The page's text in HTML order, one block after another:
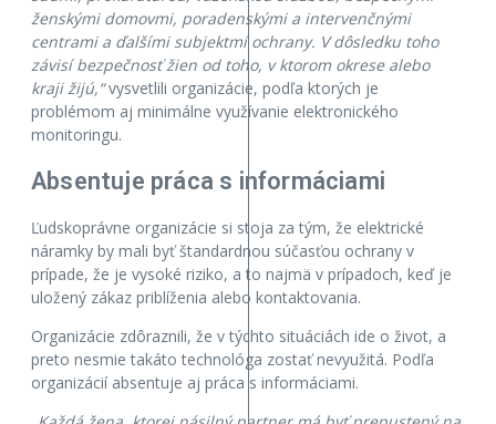
ženskými domovmi, poradenskými a intervenčnými
centrami a ďalšími subjektmi ochrany. V dôsledku toho
závisí bezpečnosť žien od toho, v ktorom okrese alebo
kraji žijú,“vysvetlili organizácie, podľa ktorých je
problémom aj minimálne využívanie elektronického
monitoringu.
Absentuje práca s informáciami
Ľudskoprávne organizácie si stoja za tým, že elektrické
náramky by mali byť štandardnou súčasťou ochrany v
prípade, že je vysoké riziko, a to najmä v prípadoch, keď je
uložený zákaz priblíženia alebo kontaktovania.
Organizácie zdôraznili, že v týchto situáciách ide o život, a
preto nesmie takáto technológa zostať nevyužitá. Podľa
organizácií absentuje aj práca s informáciami.